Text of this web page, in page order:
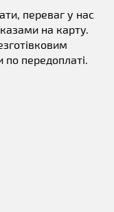
переваг у нас
на карту.
передоплаті.